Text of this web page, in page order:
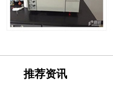
推荐资讯